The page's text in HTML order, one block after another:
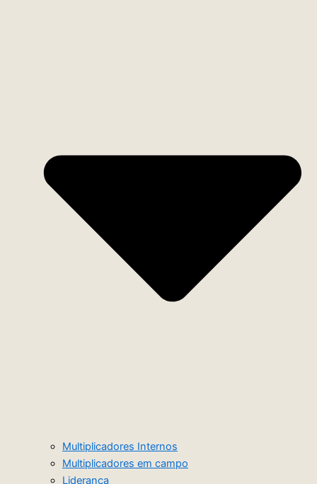
Multiplicadores Internos
Multiplicadores em campo
Liderança